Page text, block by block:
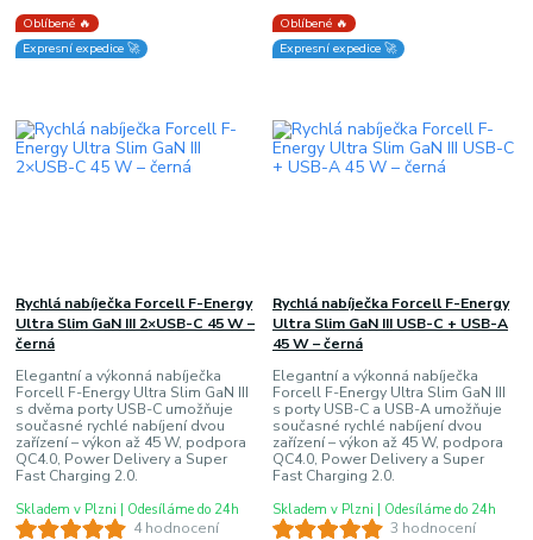
Oblíbené 🔥
Expresní expedice 🚀
4 hodnocení
Rychlá nabíječka Forcell F-Energy
Ultra Slim GaN III 2×USB-C 45 W –
černá
Elegantní a výkonná nabíječka
Forcell F-Energy Ultra Slim GaN III
s dvěma porty USB-C umožňuje
současné rychlé nabíjení dvou
zařízení – výkon až 45 W, podpora
QC4.0, Power Delivery a Super
Fast Charging 2.0.
Skladem v Plzni | Odesíláme do 24h
Oblíbené 🔥
Expresní expedice 🚀
3 hodnocení
Rychlá nabíječka Forcell F-Energy
Ultra Slim GaN III USB-C + USB-A
45 W – černá
Elegantní a výkonná nabíječka
Forcell F-Energy Ultra Slim GaN III
s porty USB-C a USB-A umožňuje
současné rychlé nabíjení dvou
zařízení – výkon až 45 W, podpora
QC4.0, Power Delivery a Super
Fast Charging 2.0.
Skladem v Plzni | Odesíláme do 24h